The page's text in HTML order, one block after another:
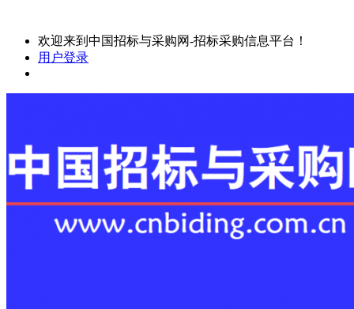
欢迎来到中国招标与采购网-招标采购信息平台！
用户登录